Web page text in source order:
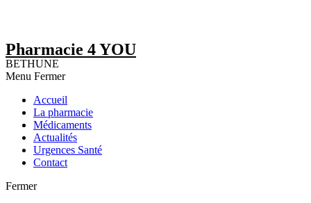
Pharmacie 4 YOU
BETHUNE
Menu Fermer
Accueil
La pharmacie
Médicaments
Actualités
Urgences Santé
Contact
Fermer